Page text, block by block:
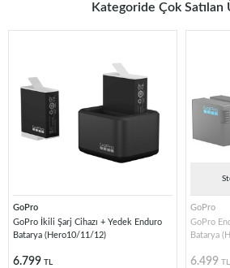
Kategoride Çok Satılan
GoPro
GoPro İkili Şarj Cihazı + Yedek Enduro
Batarya (Hero10/11/12)
6.799 TL
GoPro
GoPro
Batarya
6.499 TL